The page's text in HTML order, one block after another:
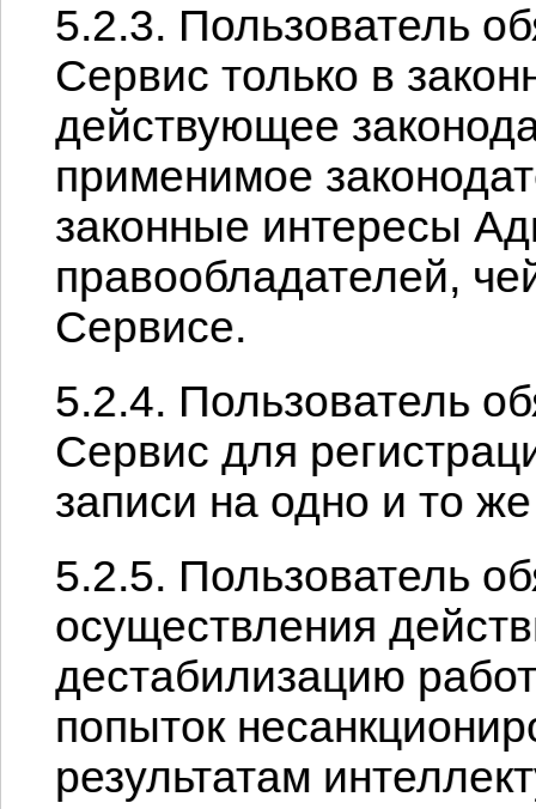
5.2.3. Пользователь
Сервис только в
действующее
применимое
законные интересы
правообладателей,
Сервисе.
5.2.4. Пользователь
Сервис для
записи на одно и то
5.2.5. Пользователь
осуществления
дестабилизацию
попыток
результатам